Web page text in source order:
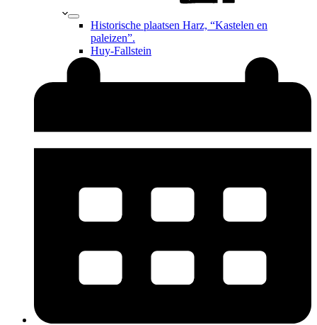
Historische plaatsen Harz, “Kastelen en
paleizen”.
Huy-Fallstein